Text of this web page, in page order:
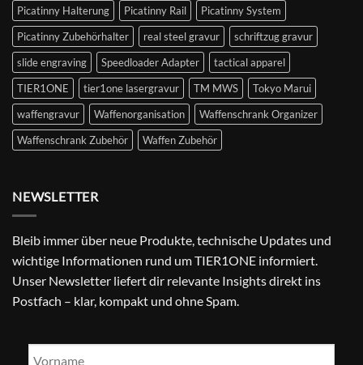
Picatinny Halterung
Picatinny Rail
Picatinny System
Picatinny Zubehörhalter
real steel gravur
schriftzug gravur
slide engraving
Speedloader Adapter
tactical apparel
TIER1ONE
tier1one lasergravur TM MWS
Tokyo Marui
waffengravur
Waffenorganisation
Waffenschrank Organizer
Waffenschrank Zubehör
Waffen Zubehör
NEWSLETTER
Bleib immer über neue Produkte, technische Updates und
wichtige Informationen rund um TIER1ONE informiert.
Unser Newsletter liefert dir relevante Insights direkt ins
Postfach – klar, kompakt und ohne Spam.